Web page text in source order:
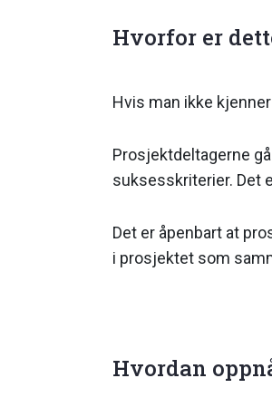
Hvorfor er
Hvis man ikke
Prosjektdeltagerne
suksesskriterier. Det
Det er åpenbart at
i prosjektet som
Hvordan